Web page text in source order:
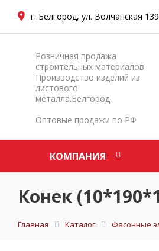
г. Белгород, ул. Волчанская 139
Розничная продажа
строительных материалов
Производство изделий из
листового
металла.Белгород
Оптовые продажи по РФ
КОМПАНИЯ
Конек
Главная Каталог Фасонные